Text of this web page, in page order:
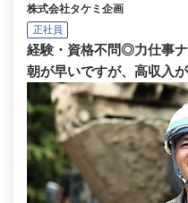
株式会社タケミ企画
正社員
経験・資格不問◎力仕事
朝が早いですが、高収入